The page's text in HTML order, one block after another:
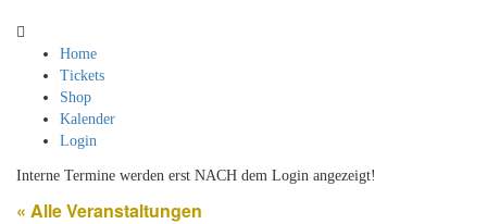
Home
Tickets
Shop
Kalender
Login
Interne Termine werden erst NACH dem Login angezeigt!
« Alle Veranstaltungen